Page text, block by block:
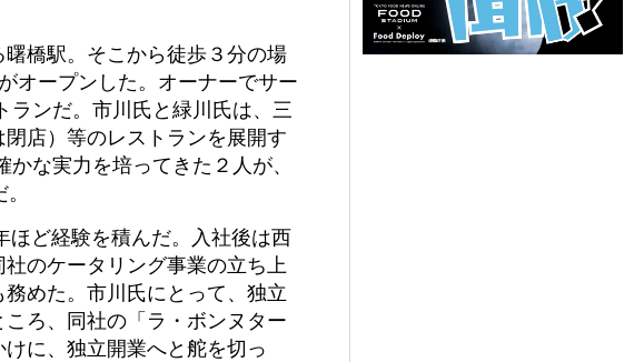
橋駅。そこから徒歩３分の場
オープンした。オーナーでサー
ランだ。市川氏と緑川氏は、三
店）等のレストランを展開す
な実力を培ってきた２人が、
ほど経験を積んだ。入社後は西
のケータリング事業の立ち上
めた。市川氏にとって、独立
ろ、同社の「ラ・ボンヌター
に、独立開業へと舵を切っ